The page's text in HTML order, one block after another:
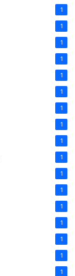
1
1
1
1
1
1
1
1
1
1
1
1
1
1
1
1
1